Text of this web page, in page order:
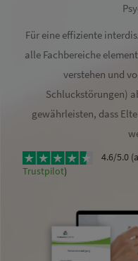
Für eine effiziente
alle Fachbereiche
verstehen und
Schluckstörungen)
gewährleisten, dass
4.6/5.0
Trustpilot)